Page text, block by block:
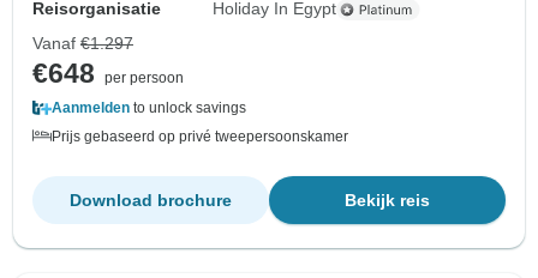
Reisorganisatie
Holiday In Egypt
Vanaf €1.297
€648
per persoon
Aanmelden to unlock savings
Prijs gebaseerd op privé tweepersoonskamer
Bekijk reis
Download brochure